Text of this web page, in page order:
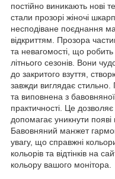
постійно виникають нові
стали прозорі жіночі
несподіване поєднання
відкриттям. Прозора
та невагомості, що
літнього сезонів. Вони
до закритого взуття,
завжди виглядає
та виповнена з
практичності. Це
допомагає уникнути
Бавовняний манжет
увагу, що справжні
кольорів та відтінків на
кольору вашого монітора.